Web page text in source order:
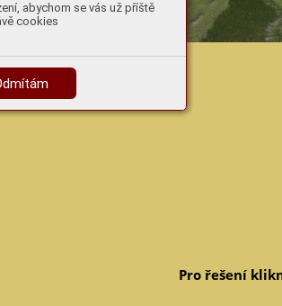
abychom se vás už příště
cookies
Pro řešení